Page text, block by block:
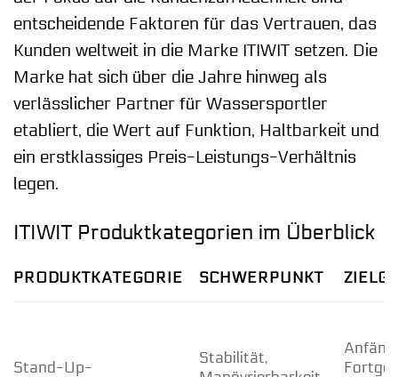
entscheidende Faktoren für das Vertrauen, das
Kunden weltweit in die Marke ITIWIT setzen. Die
Marke hat sich über die Jahre hinweg als
verlässlicher Partner für Wassersportler
etabliert, die Wert auf Funktion, Haltbarkeit und
ein erstklassiges Preis-Leistungs-Verhältnis
legen.
ITIWIT Produktkategorien im Überblick
PRODUKTKATEGORIE SCHWERPUNKT
Stand-Up-
Stabilität,